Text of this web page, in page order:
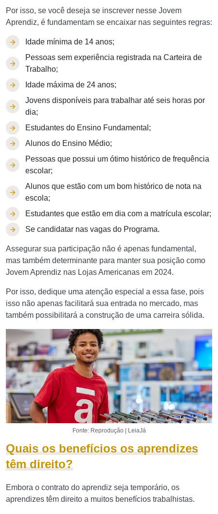
Por isso, se você deseja se inscrever nesse Jovem
Aprendiz, é fundamentam se encaixar nas seguintes regras:
Idade mínima de 14 anos;
Pessoas sem experiência registrada na Carteira de
Trabalho;
Idade máxima de 24 anos;
Jovens disponíveis para trabalhar até seis horas por
dia;
Estudantes do Ensino Fundamental;
Alunos do Ensino Médio;
Pessoas que possui um ótimo histórico de frequência
escolar;
Alunos que estão com um bom histórico de nota na
escola;
Estudantes que estão em dia com a matrícula escolar;
Se candidatar nas vagas do Programa.
Assegurar sua participação não é apenas fundamental,
mas também determinante para manter sua posição como
Jovem Aprendiz nas Lojas Americanas em 2024.
Por isso, dedique uma atenção especial a essa fase, pois
isso não apenas facilitará sua entrada no mercado, mas
também possibilitará a construção de uma carreira sólida.
Fonte: Reprodução | LeiaJá
Quais os benefícios os aprendizes
têm direito?
Embora o contrato do aprendiz seja temporário, os
aprendizes têm direito a muitos benefícios trabalhistas.